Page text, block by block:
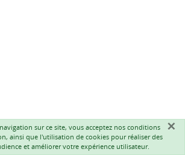
×
sur ce site, vous acceptez nos conditions
, ainsi que l'utilisation de cookies pour réaliser des
et améliorer votre expérience utilisateur.